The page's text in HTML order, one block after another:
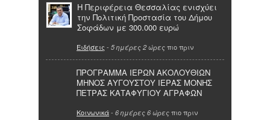
Η Περιφέρεια Θεσσαλίας ενισχύει
την Πολιτική Προστασία του Δήμου
Σοφάδων με 300.000 ευρώ
Ειδήσεις - 5 ημέρες 2 ώρες πιο πριν
ΠΡΟΓΡΑΜΜΑ ΙΕΡΩΝ ΑΚΟΛΟΥΘΙΩΝ
ΜΗΝΟΣ ΑΥΓΟΥΣΤΟΥ ΙΕΡΑΣ ΜΟΝΗΣ
ΠΕΤΡΑΣ ΚΑΤΑΦΥΓΙΟΥ ΑΓΡΑΦΩΝ
Κοινωνικά- 6 ημέρες 6 ώρες πιο πριν